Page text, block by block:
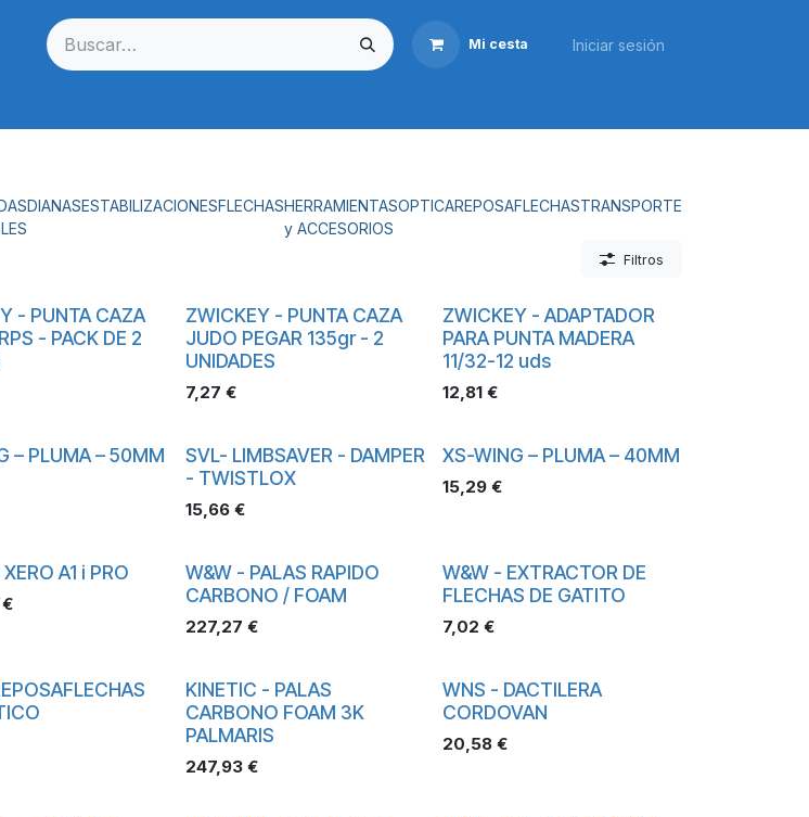
Mi cesta Iniciar sesión
DIANASESTABILIZACIONESFLECHASHERRAMIENTAS
y ACCESORIOS
OPTICAREPOSAFLECHASTRANSPORTE
Filtros
- PUNTA CAZA
- PACK DE 2
ZWICKEY - PUNTA CAZA
JUDO PEGAR 135gr - 2
UNIDADES
7,27 €
ZWICKEY - ADAPTADOR
PARA PUNTA MADERA
11/32-12 uds
12,81 €
– PLUMA – 50MM
SVL- LIMBSAVER - DAMPER
- TWISTLOX
15,66 €
XS-WING – PLUMA – 40MM
15,29 €
A1 i PRO
€
W&W - PALAS RAPIDO
CARBONO / FOAM
227,27 €
W&W - EXTRACTOR DE
FLECHAS DE GATITO
7,02 €
KINETIC - PALAS
CARBONO FOAM 3K
PALMARIS
247,93 €
WNS - DACTILERA
CORDOVAN
20,58 €